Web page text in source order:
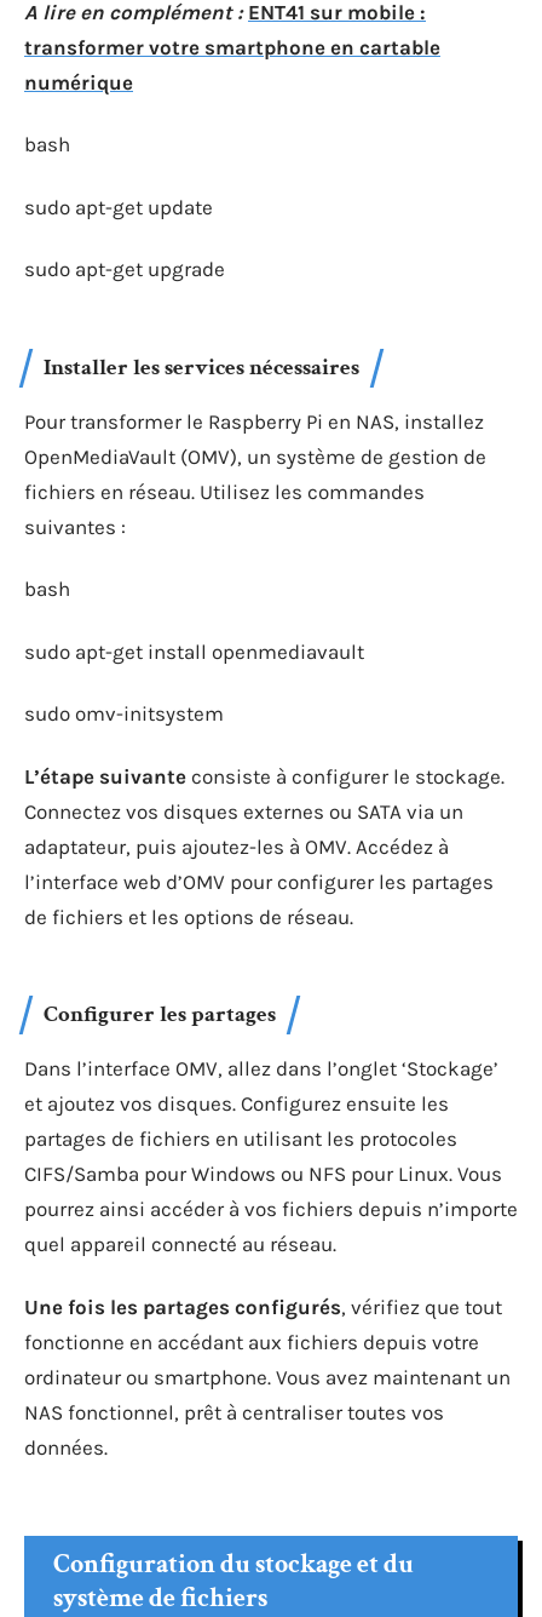
A lire en complément : ENT41 sur mobile :
transformer votre smartphone en cartable
numérique
bash
sudo apt-get update
sudo apt-get upgrade
Installer les services nécessaires
Pour transformer le Raspberry Pi en NAS, installez
OpenMediaVault (OMV), un système de gestion de
fichiers en réseau. Utilisez les commandes
suivantes :
bash
sudo apt-get install openmediavault
sudo omv-initsystem
L’étape suivante consiste à configurer le stockage.
Connectez vos disques externes ou SATA via un
adaptateur, puis ajoutez-les à OMV. Accédez à
l’interface web d’OMV pour configurer les partages
de fichiers et les options de réseau.
Configurer les partages
Dans l’interface OMV, allez dans l’onglet ‘Stockage’
et ajoutez vos disques. Configurez ensuite les
partages de fichiers en utilisant les protocoles
CIFS/Samba pour Windows ou NFS pour Linux. Vous
pourrez ainsi accéder à vos fichiers depuis n’importe
quel appareil connecté au réseau.
Une fois les partages configurés, vérifiez que tout
fonctionne en accédant aux fichiers depuis votre
ordinateur ou smartphone. Vous avez maintenant un
NAS fonctionnel, prêt à centraliser toutes vos
données.
Configuration du stockage et du
système de fichiers